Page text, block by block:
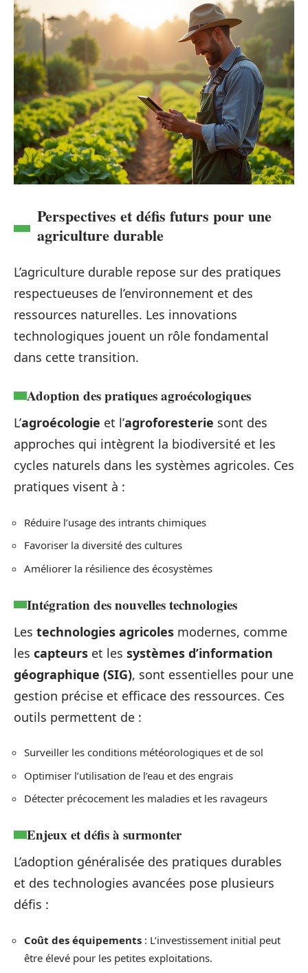
Perspectives et défis futurs pour une
agriculture durable
L’agriculture durable repose sur des pratiques
respectueuses de l’environnement et des
ressources naturelles. Les innovations
technologiques jouent un rôle fondamental
dans cette transition.
Adoption des pratiques agroécologiques
L’agroécologie et l’agroforesterie sont des
approches qui intègrent la biodiversité et les
cycles naturels dans les systèmes agricoles. Ces
pratiques visent à :
Réduire l’usage des intrants chimiques
Favoriser la diversité des cultures
Améliorer la résilience des écosystèmes
Intégration des nouvelles technologies
Les technologies agricoles modernes, comme
les capteurs et les systèmes d’information
géographique (SIG), sont essentielles pour une
gestion précise et efficace des ressources. Ces
outils permettent de :
Surveiller les conditions météorologiques et de sol
Optimiser l’utilisation de l’eau et des engrais
Détecter précocement les maladies et les ravageurs
Enjeux et défis à surmonter
L’adoption généralisée des pratiques durables
et des technologies avancées pose plusieurs
défis :
Coût des équipements : L’investissement initial peut
être élevé pour les petites exploitations.